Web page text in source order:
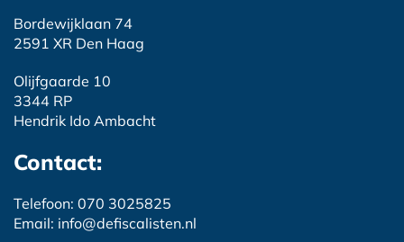
Bordewijklaan 74
2591 XR Den Haag
Olijfgaarde 10
3344 RP
Hendrik Ido Ambacht
Contact:
Telefoon: 070 3025825
Email: info@defiscalisten.nl